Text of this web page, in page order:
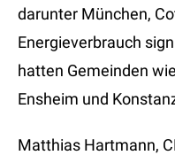
darunter München,
Energieverbrauch
hatten Gemeinden
Ensheim und
Matthias Hartmann,